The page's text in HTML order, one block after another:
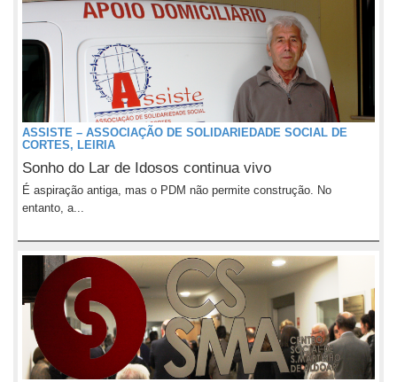
ASSISTE – ASSOCIAÇÃO DE SOLIDARIEDADE SOCIAL DE
CORTES, LEIRIA
Sonho do Lar de Idosos continua vivo
É aspiração antiga, mas o PDM não permite construção. No
entanto, a...